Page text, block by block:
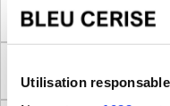
Utilisation
Description